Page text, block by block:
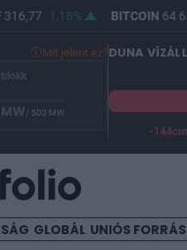
1,18% BITCOIN64
Mit jelent ez?
blokk
/ 500 MW
DUNA
-144cm
GLOBÁL UNIÓS